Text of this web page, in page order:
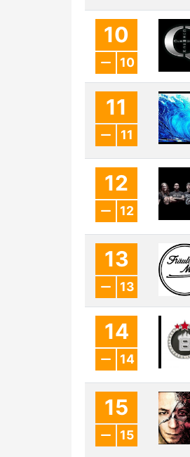
10
10
11
11
12
12
13
13
14
14
15
15